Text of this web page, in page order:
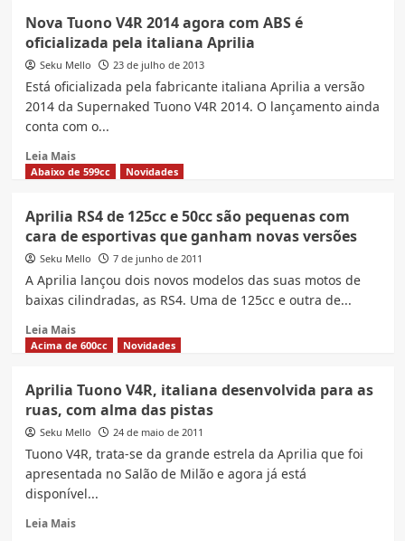
da
Aprilia
SXR
160
importado
com
‘surpreendente’
Nova Tuono V4R 2014 agora com ABS é
oficializada pela italiana Aprilia
Seku Mello 23 de julho de 2013
Está oficializada pela fabricante italiana Aprilia a versão
2014 da Supernaked Tuono V4R 2014. O lançamento ainda
conta com o...
Leia MaisRead
more
Tuono
V4R
2014
agora
ABS
é
oficializada
Aprilia
Abaixo de 599cc Novidades
Aprilia RS4 de 125cc e 50cc são pequenas com
cara de esportivas que ganham novas versões
Seku Mello 7 de junho de 2011
A Aprilia lançou dois novos modelos das suas motos de
baixas cilindradas, as RS4. Uma de 125cc e outra de...
Leia MaisRead
more
RS4
de
125cc
e
50cc
são
pequenas
Acima de 600cc Novidades
Aprilia Tuono V4R, italiana desenvolvida para as
ruas, com alma das pistas
Seku Mello 24 de maio de 2011
Tuono V4R, trata-se da grande estrela da Aprilia que foi
apresentada no Salão de Milão e agora já está
disponível...
Leia MaisRead